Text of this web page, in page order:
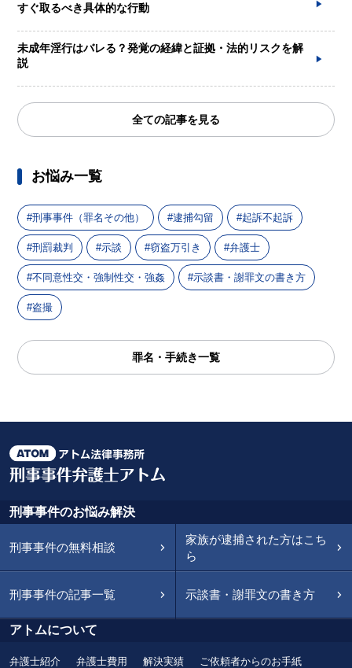
すぐ取るべき具体的な行動
未成年淫行はバレる？発覚の経緯と証拠・法的リスクを解
説
全ての記事を見る
お悩み一覧
刑事事件（罪名その他） 逮捕勾留 起訴不起訴
刑罰裁判 示談 窃盗万引き 弁護士
不同意性交・強制性交・強姦 示談書・謝罪文の書き方
盗撮
罪名・手続き一覧
刑事事件のお悩み解決
刑事事件の無料相談
家族が逮捕された方はこち
ら
刑事事件の記事一覧 示談書・謝罪文の書き方
アトムについて
弁護士紹介 弁護士費用 解決実績 ご依頼者からのお手紙